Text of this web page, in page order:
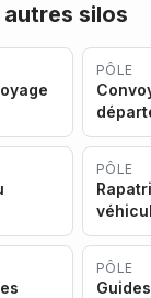
silos
PÔLE
PÔLE
PÔLE